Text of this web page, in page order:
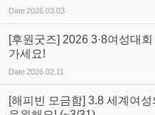
Date2026.03.03
[후원굿즈] 2026 3·8여성대
가세요!
Date2026.02.11
[해피빈 모금함] 3.8 세계여